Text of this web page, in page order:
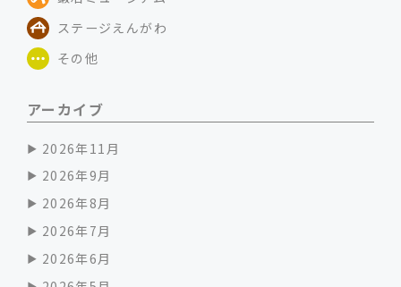
ステージえんがわ
その他
アーカイブ
2026年11月
2026年9月
2026年8月
2026年7月
2026年6月